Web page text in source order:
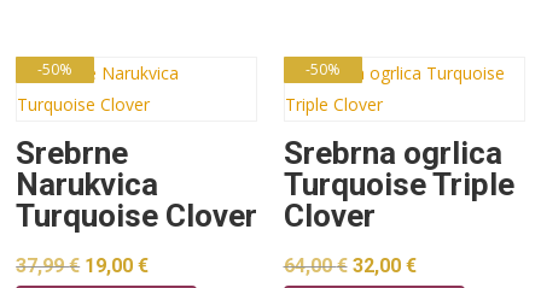
64,00 €.
48,00 €.
-50%
Srebrne
Narukvica
Turquoise Clover
37,99€ Izvorna
19,00€
-50%
Srebrna ogrlica
Turquoise Triple
Clover
64,00€ Izvorna
32,00 €